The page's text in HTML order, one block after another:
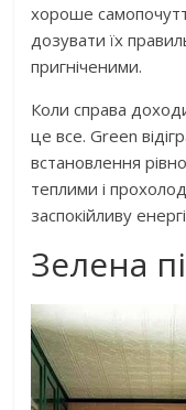
хороше
дозувати їх
пригніченими.
Коли справа
це все. Green
встановлення
теплими і
заспокійливу
Зелена